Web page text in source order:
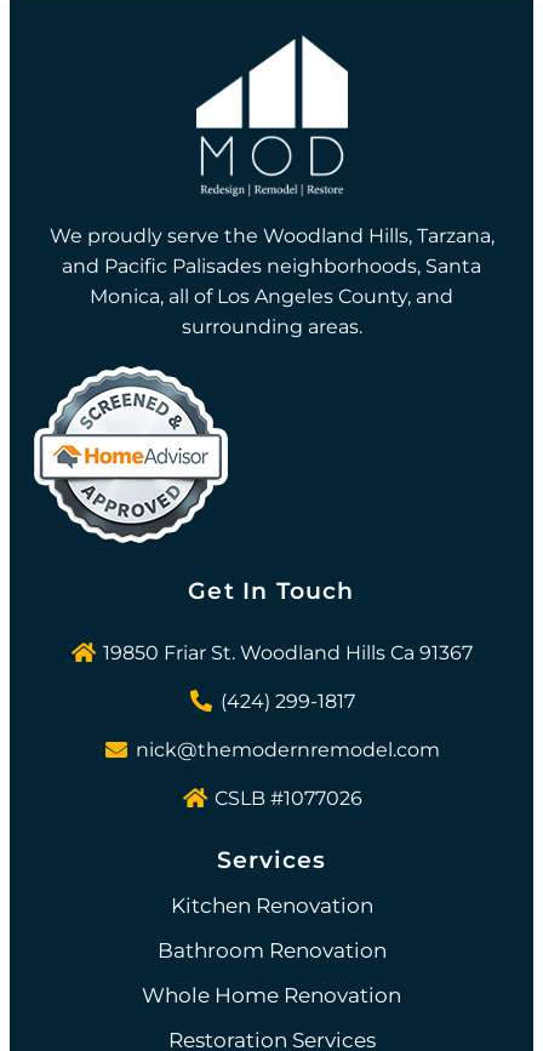
We proudly serve the Woodland Hills, Tarzana,
and Pacific Palisades neighborhoods, Santa
Monica, all of Los Angeles County, and
surrounding areas.
Get In Touch
19850 Friar St. Woodland Hills Ca 91367
(424) 299-1817
nick@themodernremodel.com
CSLB #1077026
Services
Kitchen Renovation
Bathroom Renovation
Whole Home Renovation
Restoration Services